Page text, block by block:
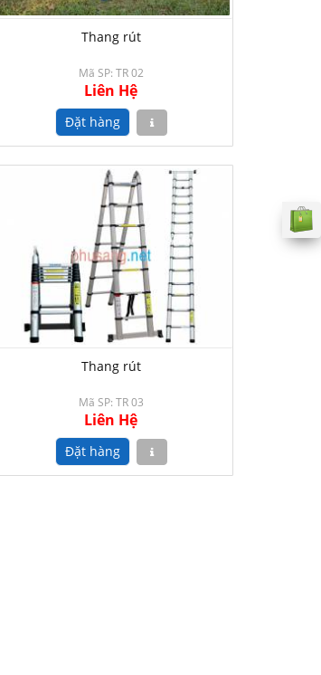
Thang rút
Mã SP: TR 02
Liên Hệ
Thang rút
Mã SP: TR 03
Liên Hệ